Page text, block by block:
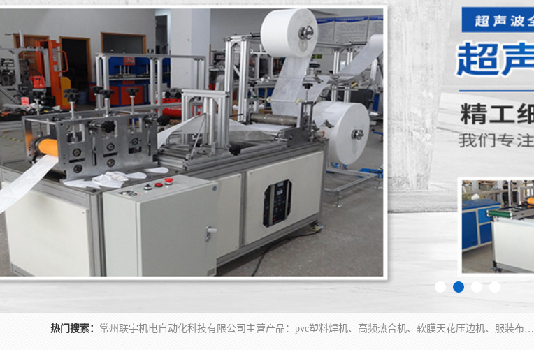
热门搜索： 常州联宇机电自动化科技有限公司主营产品：pvc塑料焊机、高频热合机、软膜天花压边机、服装布料凹凸压花机、布料3d压印设备、服装植胶设备、超声波布料花边机、无纺布热合机、全自动压花机。